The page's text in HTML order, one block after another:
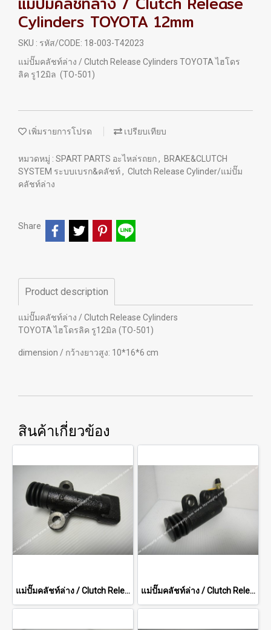
Cylinders TOYOTA 12mm
SKU : รหัส/CODE: 18-003-T42023
แม่ปั๊มคลัชท์ล่าง / Clutch Release Cylinders TOYOTA ไฮโดร
ลิค รู12มิล (TO-501)
เพิ่มรายการโปรด เปรียบเทียบ
หมวดหมู่ : SPART PARTS อะไหล่รถยก, BRAKE&CLUTCH
SYSTEM ระบบเบรก&คลัชท์, Clutch Release Cylinder/แม่ปั๊ม
คลัชท์ล่าง
Share
Product description
แม่ปั๊มคลัชท์ล่าง / Clutch Release Cylinders
TOYOTA ไฮโดรลิค รู12มิล (TO-501)
dimension / กว้างยาวสูง: 10*16*6 cm
สินค้าเกี่ยวข้อง
แม่ปั๊มคลัชท์ล่าง / Clutch Release Cylinders TCM แม่ปั๊มคลัชท์ล่าง / Clutch Release Cylinders KOMATSU series15